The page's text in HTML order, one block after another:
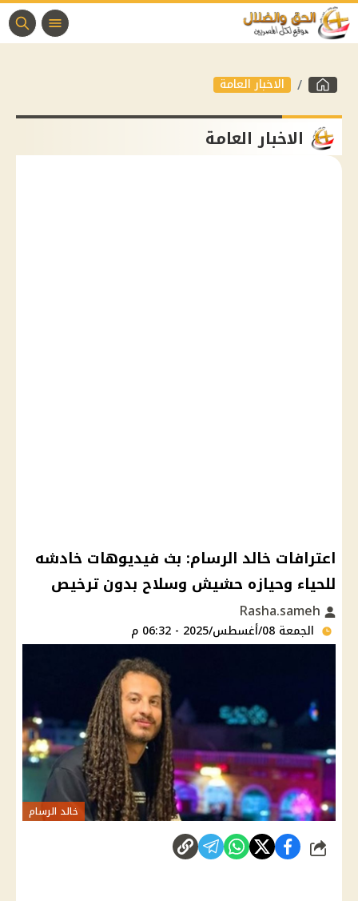
الاخبار العامة
الاخبار العامة
اعترافات خالد الرسام: بث فيديوهات خادشه
للحياء وحيازه حشيش وسلاح بدون ترخيص
الجمعة 08/أغسطس/2025 - 06:32 م
خالد الرسام
شارك